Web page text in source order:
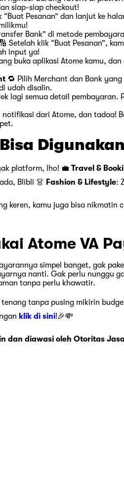
siap-siap checkout!
“Buat Pesanan” dan lanjut ke
Bank” di metode
🔢 Setelah klik “Buat Pesanan”,
input ya!
buka aplikasi Atome kamu,
🔁 Pilih Merchant dan Bank
udah disalin.
lagi semua detail pembayaran.
notifikasi dari Atome, dan tadaa!
Digunakan
platform, lho! 💼 Travel &
Blibli 👗 Fashion & Lifestyle:
keren, kamu juga bisa nikmatin
Atome VA
simpel banget, gak
nanti. Gak perlu nunggu
tanpa perlu khawatir.
tanpa pusing mikirin
klik di sini!🎉💸
dan diawasi oleh Otoritas